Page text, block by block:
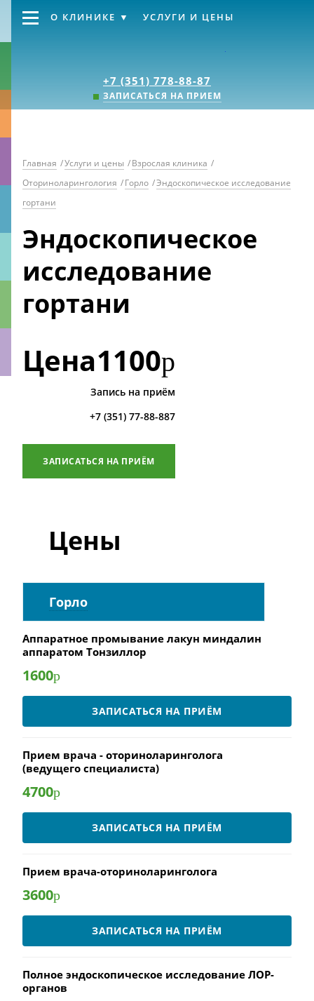
+7 (351) 778-88-87
ЗАПИСАТЬСЯ НА ПРИЕМ
О КЛИНИКЕ УСЛУГИ И ЦЕНЫ
Главная /Услуги и цены /Взрослая клиника /
Оториноларингология /Горло /Эндоскопическое исследование
гортани
Эндоскопическое
исследование
гортани
Цена1100р
Запись на приём
+7 (351) 77-88-887
ЗАПИСАТЬСЯ НА ПРИЁМ
Цены
Горло
Аппаратное промывание лакун миндалин
аппаратом Тонзиллор
1600р
ЗАПИСАТЬСЯ НА ПРИЁМ
Прием врача - оториноларинголога
(ведущего специалиста)
4700р
ЗАПИСАТЬСЯ НА ПРИЁМ
Прием врача-оториноларинголога
3600р
ЗАПИСАТЬСЯ НА ПРИЁМ
Полное эндоскопическое исследование ЛОР-
органов